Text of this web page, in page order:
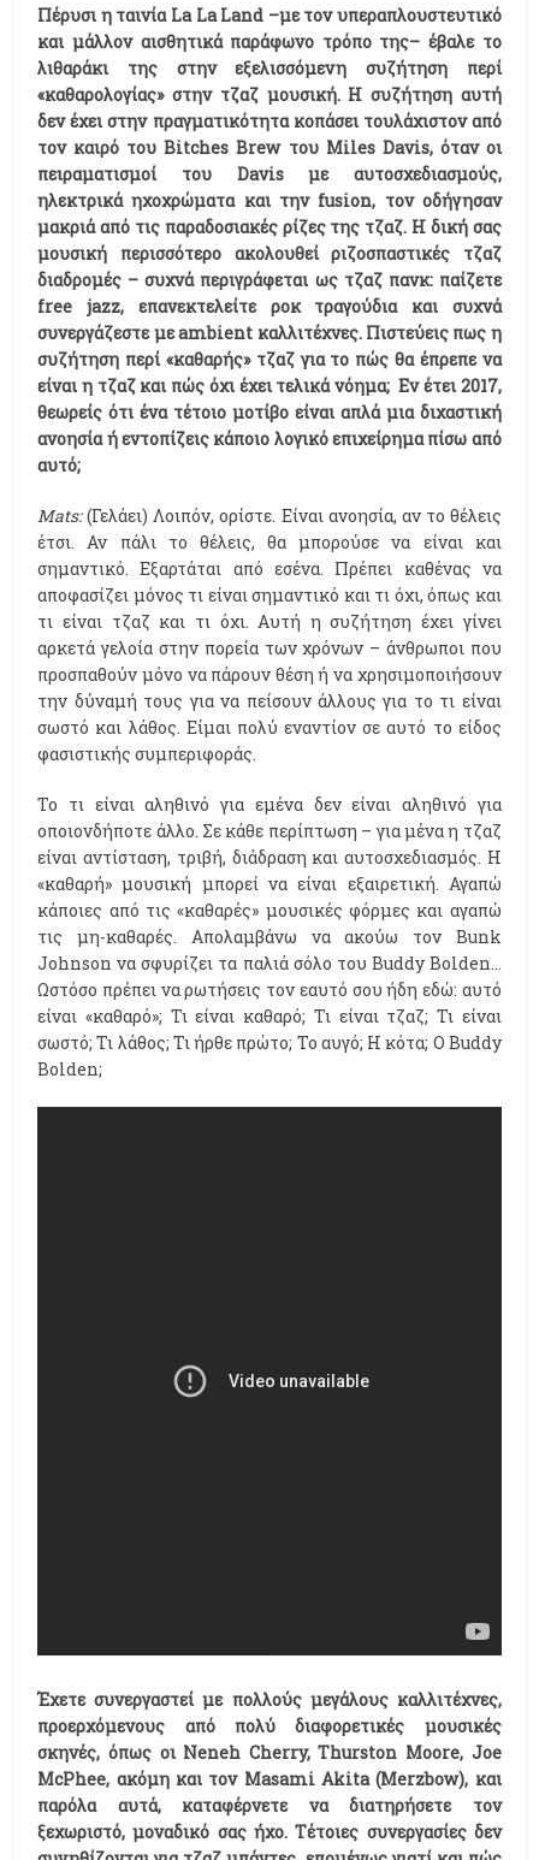
Πέρυσι η ταινία LaLaLand –με τον υπεραπλουστευτικό
και μάλλον αισθητικά παράφωνο τρόπο της– έβαλε το
λιθαράκι της στην εξελισσόμενη συζήτηση περί
«καθαρολογίας» στην τζαζ μουσική. Η συζήτηση αυτή
δεν έχει στην πραγματικότητα κοπάσει τουλάχιστον από
τον καιρό του Bitches Brewτου ΜilesDavis, όταν οι
πειραματισμοί του Davisμε αυτοσχεδιασμούς,
ηλεκτρικά ηχοχρώματα και την fusion, τον οδήγησαν
μακριά από τις παραδοσιακές ρίζες της τζαζ. Η δική σας
μουσική περισσότερο ακολουθεί ριζοσπαστικές τζαζ
διαδρομές – συχνά περιγράφεται ως τζαζ πανκ: παίζετε
free jazz, επανεκτελείτε ροκ τραγούδια και συχνά
συνεργάζεστε με ambient καλλιτέχνες. Πιστεύεις πως η
συζήτηση περί «καθαρής» τζαζ για το πώς θα έπρεπε να
είναι η τζαζ και πώς όχι έχει τελικά νόημα; Εν έτει 2017,
θεωρείς ότι ένα τέτοιο μοτίβο είναι απλά μια διχαστική
ανοησία ή εντοπίζεις κάποιο λογικό επιχείρημα πίσω από
αυτό;
Mats:(Γελάει) Λοιπόν, ορίστε. Είναι ανοησία, αν το θέλεις
έτσι. Αν πάλι το θέλεις, θα μπορούσε να είναι και
σημαντικό. Εξαρτάται από εσένα. Πρέπει καθένας να
αποφασίζει μόνος τι είναι σημαντικό και τι όχι, όπως και
τι είναι τζαζ και τι όχι. Αυτή η συζήτηση έχει γίνει
αρκετά γελοία στην πορεία των χρόνων – άνθρωποι που
προσπαθούν μόνο να πάρουν θέση ή να χρησιμοποιήσουν
την δύναμή τους για να πείσουν άλλους για το τι είναι
σωστό και λάθος. Είμαι πολύ εναντίον σε αυτό το είδος
φασιστικής συμπεριφοράς.
Το τι είναι αληθινό για εμένα δεν είναι αληθινό για
οποιονδήποτε άλλο. Σε κάθε περίπτωση – για μένα η τζαζ
είναι αντίσταση, τριβή, διάδραση και αυτοσχεδιασμός. Η
«καθαρή» μουσική μπορεί να είναι εξαιρετική. Αγαπώ
κάποιες από τις «καθαρές» μουσικές φόρμες και αγαπώ
τις μη-καθαρές. Απολαμβάνω να ακούω τον Bunk
Johnson να σφυρίζει τα παλιά σόλο του Buddy Bolden…
Ωστόσο πρέπει να ρωτήσεις τον εαυτό σου ήδη εδώ: αυτό
είναι «καθαρό»; Τι είναι καθαρό; Τι είναι τζαζ; Τι είναι
σωστό; Τι λάθος; Τι ήρθε πρώτο; Το αυγό; Η κότα; Ο Buddy
Bolden;
Έχετε συνεργαστεί με πολλούς μεγάλους καλλιτέχνες,
προερχόμενους από πολύ διαφορετικές μουσικές
σκηνές, όπως οι Neneh Cherry, Thurston Moore, Joe
McPhee, ακόμη και τον Masami Akita (Merzbow), και
παρόλα αυτά, καταφέρνετε να διατηρήσετε τον
ξεχωριστό, μοναδικό σας ήχο. Τέτοιες συνεργασίες δεν